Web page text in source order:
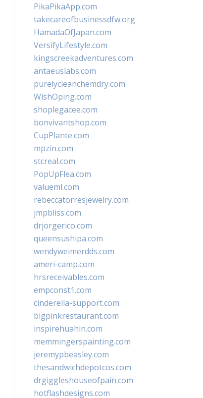
PikaPikaApp.com
takecareofbusinessdfw.org
HamadaOfJapan.com
VersifyLifestyle.com
kingscreekadventures.com
antaeuslabs.com
purelycleanchemdry.com
WishOping.com
shoplegacee.com
bonvivantshop.com
CupPlante.com
mpzin.com
stcreal.com
PopUpFlea.com
valueml.com
rebeccatorresjewelry.com
jmpbliss.com
drjorgerico.com
queensushipa.com
wendyweimerdds.com
ameri-camp.com
hrsreceivables.com
empconst1.com
cinderella-support.com
bigpinkrestaurant.com
inspirehuahin.com
memmingerspainting.com
jeremypbeasley.com
thesandwichdepotcos.com
drgiggleshouseofpain.com
hotflashdesigns.com